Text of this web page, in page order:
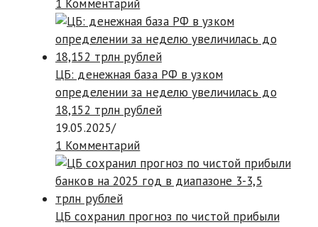
1 Комментарий
ЦБ: денежная база РФ в узком
определении за неделю увеличилась до
18,152 трлн рублей
19.05.2025/
1 Комментарий
ЦБ сохранил прогноз по чистой прибыли